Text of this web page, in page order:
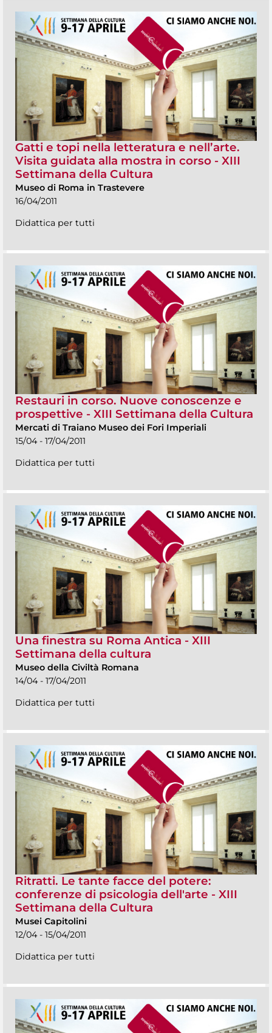
Gatti e topi nella letteratura e nell’arte.
Visita guidata alla mostra in corso - XIII
Settimana della Cultura
Museo di Roma in Trastevere
16/04/2011
Didattica per tutti
Restauri in corso. Nuove conoscenze e
prospettive - XIII Settimana della Cultura
Mercati di Traiano Museo dei Fori Imperiali
15/04 - 17/04/2011
Didattica per tutti
Una finestra su Roma Antica - XIII
Settimana della cultura
Museo della Civiltà Romana
14/04 - 17/04/2011
Didattica per tutti
Ritratti. Le tante facce del potere:
conferenze di psicologia dell'arte - XIII
Settimana della Cultura
Musei Capitolini
12/04 - 15/04/2011
Didattica per tutti